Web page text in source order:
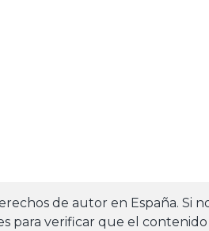
de autor en España. Si
para verificar que el